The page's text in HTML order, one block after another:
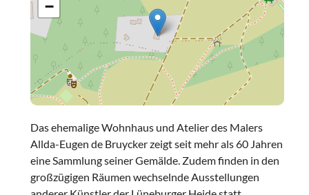
−
Das ehemalige Wohnhaus und Atelier des Malers
Allda-Eugen de Bruycker zeigt seit mehr als 60 Jahren
eine Sammlung seiner Gemälde. Zudem finden in den
großzügigen Räumen wechselnde Ausstellungen